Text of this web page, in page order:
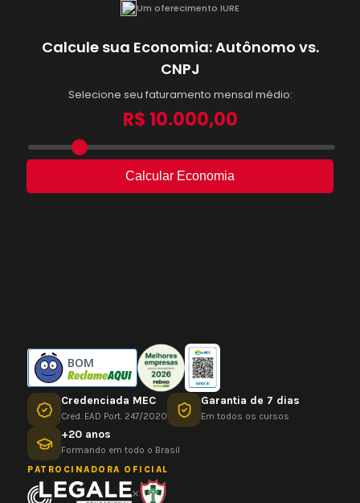
BOM
Credenciada MEC
Cred. EAD Port. 247/2020
Garantia de 7 dias
Em todos os cursos
+20 anos
Formando em todo o Brasil
PATROCINADORA OFICIAL
×